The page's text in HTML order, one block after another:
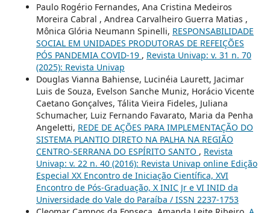
Paulo Rogério Fernandes, Ana Cristina Medeiros
Moreira Cabral , Andrea Carvalheiro Guerra Matias ,
Mônica Glória Neumann Spinelli, RESPONSABILIDADE
SOCIAL EM UNIDADES PRODUTORAS DE REFEIÇÕES
PÓS PANDEMIA COVID-19 , Revista Univap: v. 31 n. 70
(2025): Revista Univap
Douglas Vianna Bahiense, Lucinéia Laurett, Jacimar
Luis de Souza, Evelson Sanche Muniz, Horácio Vicente
Caetano Gonçalves, Tálita Vieira Fideles, Juliana
Schumacher, Luiz Fernando Favarato, Maria da Penha
Angeletti, REDE DE AÇÕES PARA IMPLEMENTAÇÃO DO
SISTEMA PLANTIO DIRETO NA PALHA NA REGIÃO
CENTRO-SERRANA DO ESPÍRITO SANTO , Revista
Univap: v. 22 n. 40 (2016): Revista Univap online Edição
Especial XX Encontro de Iniciação Científica, XVI
Encontro de Pós-Graduação, X INIC Jr e VI INID da
Universidade do Vale do Paraíba / ISSN 2237-1753